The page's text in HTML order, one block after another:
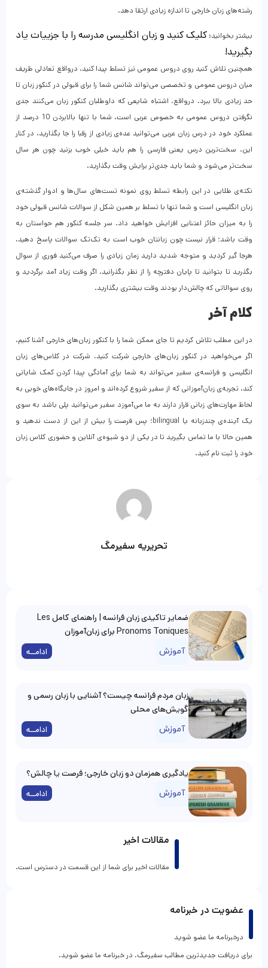
رشته‌های زبان خارجی تا اندازه زیادی ارتقا دهد.
بیشتر بخوانید:کلیک کنید و زبان انگلیسی مدرسه را با جزییات یاد
بگیرید!
همچنین تلاش کنید روی دروس عمومی نیز تسلط پیدا کنید. درواقع تعادلی ظریف
میان دروس عمومی و تخصصی می‌تواند شانس شما را برای قبولی در کنکور زبان تا
حد زیادی بالا ببرد. درواقع، اشتباه شایعی که داوطلبان کنکور زبان می‌کنند جدی
نگرفتن دروس عمومی به خصوص عربی است. شما با تنها بالابردن 10 درصد از
عملکرد خود در درس زبان عربی می‌توانید عده‌ی زیادی از رقبا را جا بگذارید. در کنار
این، سخت‌ترین درس یعنی فارسی را هم باید خیلی خوب بزنید چون هر سال
سخت‌تر می‌شود و شما باید جدی‌تر برایش وقت بگذارید.
نکته‌ی طلایی در این رابطه تسلط روی نمونه‌ تست‌های سال‌ها و ادوار گذشته‌ی
زبان انگلیسی است و شما تنها با تسلط بر همین شکل از سوالات شانس قبولی خود
را به میزان حائز اعتنایی افزایش خواهید داد. سر جلسه کنکور هم حواستان به
وقت باشد؛ قرار نیست چون زبانتان خوب است به تک‌تک سوالات پاسخ دهید.
هرجا گیر کردید و متوجه شدید دارید زمان زیادی را صرف می‌کنید فوری از سوال
بگذرید تا بتوانید تا پایان دفترچه را از نظر بگذرانید. اگر وقت زیاد آمد برگردید و
روی سوالاتی که چالش‌دار بودند وقت بیشتری بگذارید.
کلام آخر
در این مطلب تلاش کردیم تا جای ممکن شما را با کنکور زبان‌های خارجی آشنا کنیم.
اگر می‌خواهید در کنکور زبان‌های خارجی شرکت کنید، شرکت در کلاس‌های زبان
انگلیسی و فرانسه‌ی سفیر می‌تواند به شما برای آمادگی پیدا کردن کمک شایانی
کند. تجربه‌ی زبان‌آموزانی که از سفیر شروع کرده‌اند و امروز در جایگاه‌های خوبی به
لحاظ مهارت‌های زبانی قرار دارند به ما می‌آموزد سفیر می‌توانید پلی باشد به سوی
یک آینده‌ی چندزبانه یا bilingual؛ پس فرصت را بیش از این از دست ندهید و
همین حالا با ما تماس بگیرید تا در یکی از دو شیوه‌ی آنلاین و حضوری کلاس زبان
خود را ثبت نام کنید.
تحریریه سفیرمگ
مقالات اخیر
مقالات اخیر برای شما از این قسمت در دسترس است.
ضمایر تاکیدی زبان فرانسه | راهنمای کامل Les
Pronoms Toniques برای زبان‌آموزان
آموزش ادامــه
زبان مردم فرانسه چیست؟ آشنایی با زبان رسمی و
گویش‌های محلی
آموزش ادامــه
یادگیری همزمان دو زبان خارجی؛ فرصت یا چالش؟
آموزش ادامــه
عضویت در خبرنامه
درخبرنامه ما عضو شوید
برای دریافت جدیدترین مطالب سفیرمگ، در خبرنامه ما عضو شوید.